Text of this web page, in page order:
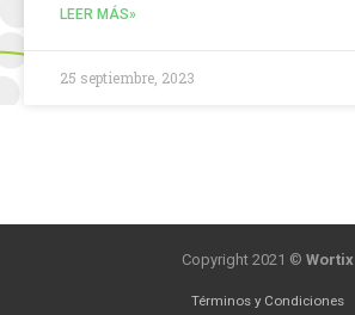
LEER MÁS»
25 septiembre, 2023
Copyright 2021 © Wortix
Términos y Condiciones